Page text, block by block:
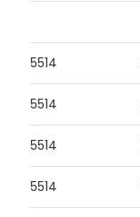
5514
5514
5514
5514